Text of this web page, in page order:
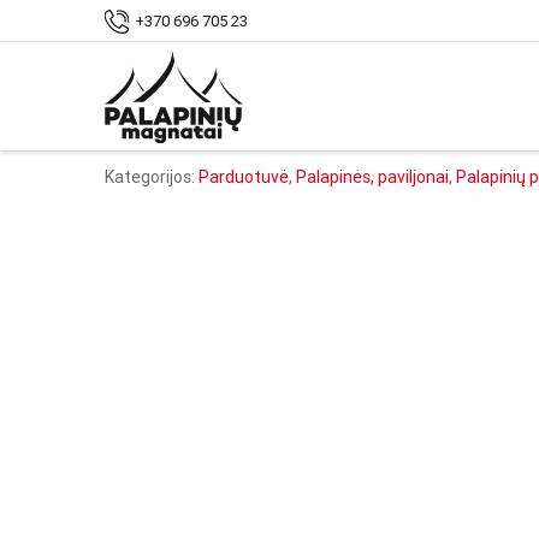
+370 696 705 23
Pradžia Parduotuvė
Produkto kodas:
Kategorijos: Parduotuvė, Palapinės, paviljonai, Palapinių